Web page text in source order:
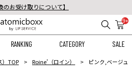
のお受け取りについて】
以上のご注文で送料無料！
9+
RANKING CATEGORY SALE
）TOP Roine'（ロイン） ピンク,ベージュ